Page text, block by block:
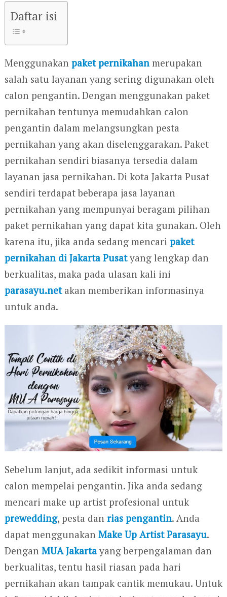
Daftar isi
Menggunakan paket pernikahanmerupakan
salah satu layanan yang sering digunakan oleh
calon pengantin. Dengan menggunakan paket
pernikahan tentunya memudahkan calon
pengantin dalam melangsungkan pesta
pernikahan yang akan diselenggarakan. Paket
pernikahan sendiri biasanya tersedia dalam
layanan jasa pernikahan. Di kota Jakarta Pusat
sendiri terdapat beberapa jasa layanan
pernikahan yang mempunyai beragam pilihan
paket pernikahan yang dapat kita gunakan. Oleh
karena itu, jika anda sedang mencari paket
pernikahan di Jakarta Pusatyang lengkap dan
berkualitas, maka pada ulasan kali ini
parasayu.netakan memberikan informasinya
untuk anda.
Sebelum lanjut, ada sedikit informasi untuk
calon mempelai pengantin. Jika anda sedang
mencari make up artist profesional untuk
prewedding, pesta dan rias pengantin. Anda
dapat menggunakan Make Up Artist Parasayu.
Dengan MUA Jakartayang berpengalaman dan
berkualitas, tentu hasil riasan pada hari
pernikahan akan tampak cantik memukau. Untuk